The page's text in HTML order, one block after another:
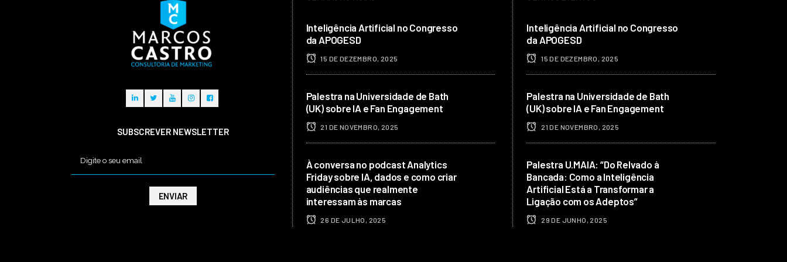
SUBSCREVER NEWSLETTER
Inteligência Artificial no Congresso
da APOGESD
15 DE DEZEMBRO, 2025
Palestra na Universidade de Bath
(UK) sobre IA e Fan Engagement
21 DE NOVEMBRO, 2025
À conversa no podcast Analytics
Friday sobre IA, dados e como criar
audiências que realmente
interessam às marcas
26 DE JULHO, 2025
Inteligência Artificial no Congresso
da APOGESD
15 DE DEZEMBRO, 2025
Palestra na Universidade de Bath
(UK) sobre IA e Fan Engagement
21 DE NOVEMBRO, 2025
Palestra U.MAIA: “Do Relvado à
Bancada: Como a Inteligência
Artificial Está a Transformar a
Ligação com os Adeptos”
29 DE JUNHO, 2025